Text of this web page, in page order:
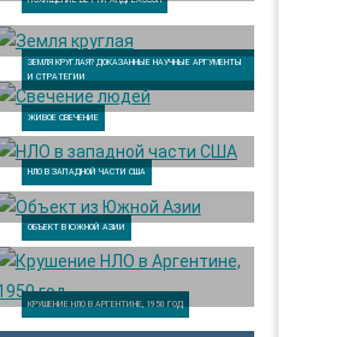
ЗЕМЛЯ КРУГЛАЯ? ДОКАЗАННЫЕ НАУЧНЫЕ АРГУМЕНТЫ
И СТРАТЕГИИ
ЖИВОЕ СВЕЧЕНИЕ
НЛО В ЗАПАДНОЙ ЧАСТИ США
ОБЪЕКТ В ЮЖНОЙ АЗИИ
КРУШЕНИЕ НЛО В АРГЕНТИНЕ, 1950 ГОД